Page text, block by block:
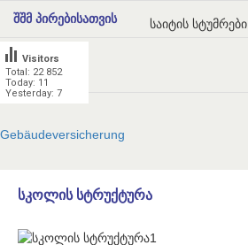
შშმ პირებისათვის
კონტაქტი
საიტის სტუმრები
Total: 22 852
Today: 11
Yesterday: 7
Visitors
Gebäudeversicherung
სკოლის სტრუქტურა